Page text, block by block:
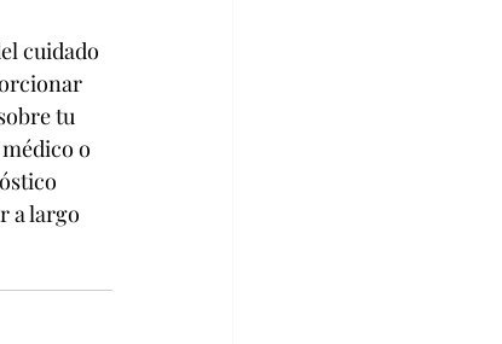
cuidado
tu
o
a largo